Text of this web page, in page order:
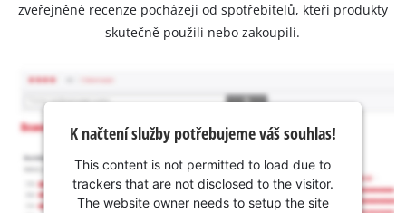
zveřejněné recenze pocházejí od spotřebitelů, kteří produkty
skutečně použili nebo zakoupili.
K načtení služby potřebujeme váš souhlas!
This content is not permitted to load due to
trackers that are not disclosed to the visitor.
The website owner needs to setup the site